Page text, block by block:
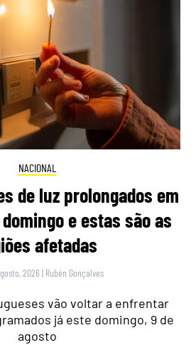
NACIONAL
de luz prolongados em
e estas são as
afetadas
2026 | Rubén Gonçalves
vão voltar a enfrentar
já este domingo, 9 de
agosto